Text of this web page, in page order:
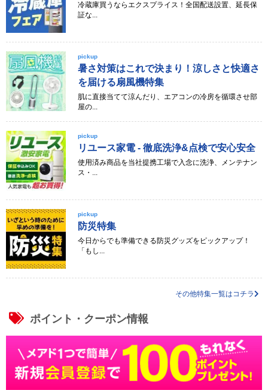
冷蔵庫買うならエクスプライス！全国配送設置、延長保
証な...
pickup
暑さ対策はこれで決まり！涼しさと快適さ
を届ける扇風機特集
肌に直接当てて涼んだり、エアコンの冷房を循環させ部
屋の...
pickup
リユース家電 - 徹底洗浄&点検で安心安全
使用済み商品を当社提携工場で入念に洗浄、メンテナン
ス・...
pickup
防災特集
今日からでも準備できる防災グッズをピックアップ！
「もし...
その他特集一覧はコチラ
ポイント・クーポン情報